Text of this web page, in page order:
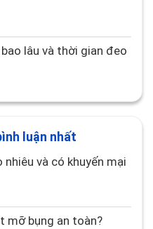
luận nhất
mỡ bụng an toàn?